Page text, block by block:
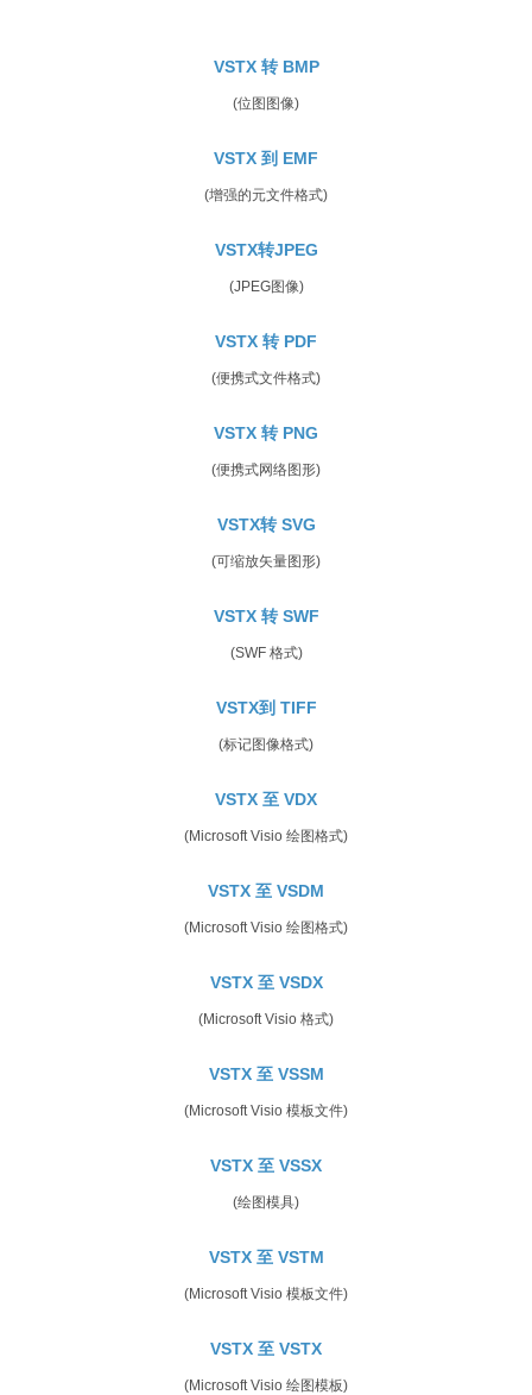
VSTX 转 BMP
(位图图像)
VSTX 到 EMF
(增强的元文件格式)
VSTX转JPEG
(JPEG图像)
VSTX 转 PDF
(便携式文件格式)
VSTX 转 PNG
(便携式网络图形)
VSTX转 SVG
(可缩放矢量图形)
VSTX 转 SWF
(SWF 格式)
VSTX到 TIFF
(标记图像格式)
VSTX 至 VDX
(Microsoft Visio 绘图格式)
VSTX 至 VSDM
(Microsoft Visio 绘图格式)
VSTX 至 VSDX
(Microsoft Visio 格式)
VSTX 至 VSSM
(Microsoft Visio 模板文件)
VSTX 至 VSSX
(绘图模具)
VSTX 至 VSTM
(Microsoft Visio 模板文件)
VSTX 至 VSTX
(Microsoft Visio 绘图模板)